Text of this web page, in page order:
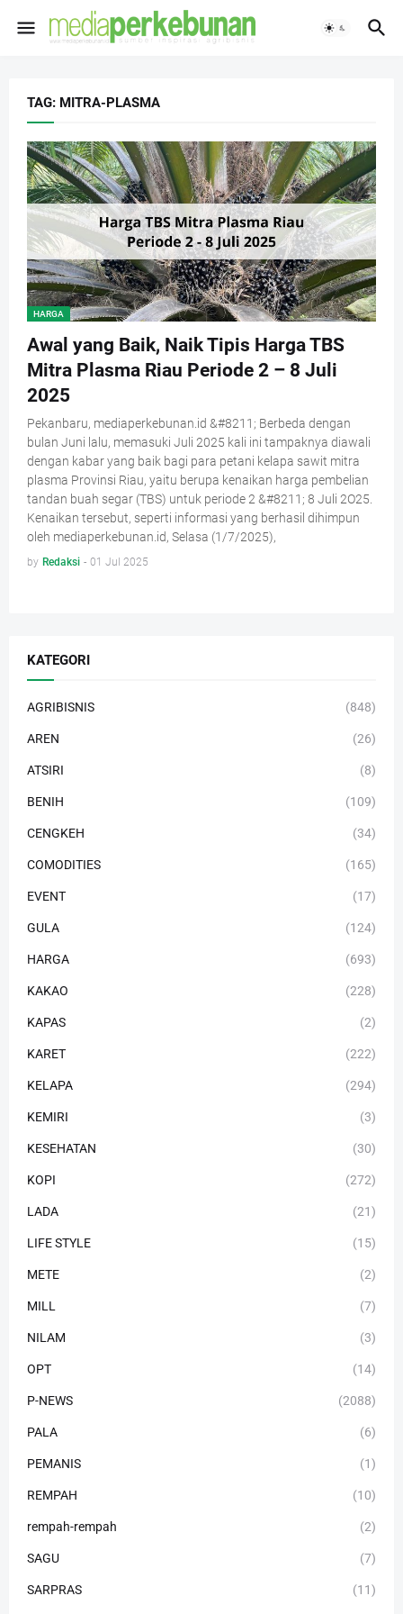
TAG: MITRA-PLASMA
HARGA
Awal yang Baik, Naik Tipis Harga TBS
Mitra Plasma Riau Periode 2 – 8 Juli
2025
Pekanbaru, mediaperkebunan.id &#8211; Berbeda dengan
bulan Juni lalu, memasuki Juli 2025 kali ini tampaknya diawali
dengan kabar yang baik bagi para petani kelapa sawit mitra
plasma Provinsi Riau, yaitu berupa kenaikan harga pembelian
tandan buah segar (TBS) untuk periode 2 &#8211; 8 Juli 2O25.
Kenaikan tersebut, seperti informasi yang berhasil dihimpun
oleh mediaperkebunan.id, Selasa (1/7/2025),
by Redaksi - 01 Jul 2025
KATEGORI
AGRIBISNIS (848)
AREN (26)
ATSIRI (8)
BENIH (109)
CENGKEH (34)
COMODITIES (165)
EVENT (17)
GULA (124)
HARGA (693)
KAKAO (228)
KAPAS (2)
KARET (222)
KELAPA (294)
KEMIRI (3)
KESEHATAN (30)
KOPI (272)
LADA (21)
LIFE STYLE (15)
METE (2)
MILL (7)
NILAM (3)
OPT (14)
P-NEWS (2088)
PALA (6)
PEMANIS (1)
REMPAH (10)
rempah-rempah (2)
SAGU (7)
SARPRAS (11)